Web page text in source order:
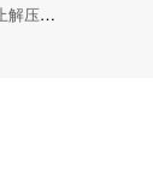
别让解压变成“炸包”——防止解压类漏洞的几个姿势